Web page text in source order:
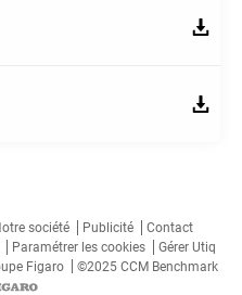
société Publicité
Contact
Paramétrer les cookies
Gérer Utiq
Figaro ©2025 CCM Benchmark